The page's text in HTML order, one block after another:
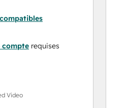
compte requises
Video